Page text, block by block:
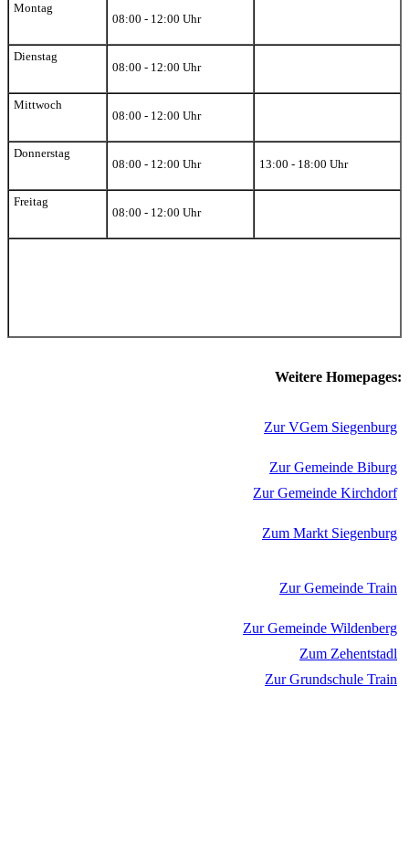
Montag
08:00 - 12:00 Uhr
Dienstag
08:00 - 12:00 Uhr
Mittwoch
08:00 - 12:00 Uhr
Donnerstag
08:00 - 12:00 Uhr
13:00 - 18:00 Uhr
Freitag
08:00 - 12:00 Uhr
Weitere Homepages:
Zur VGem Siegenburg
Zur Gemeinde Biburg
Zur Gemeinde Kirchdorf
Zum Markt Siegenburg
Zur Gemeinde Train
Zur Gemeinde Wildenberg
Zum Zehentstadl
Zur Grundschule Train